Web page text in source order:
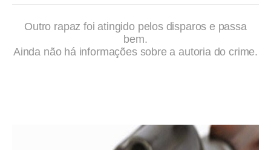
Outro rapaz foi atingido pelos disparos e passa
bem.
Ainda não há informações sobre a autoria do crime.